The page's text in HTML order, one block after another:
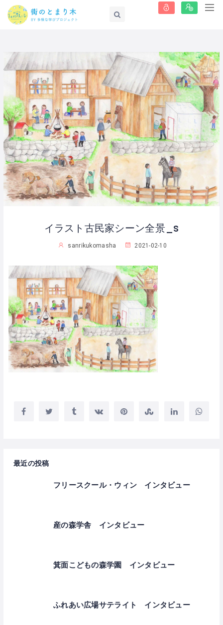
イラスト古民家シーン全景_s
sanrikukomasha 2021-02-10
最近の投稿
フリースクール・ウィン インタビュー
産の森学舎 インタビュー
箕面こどもの森学園 インタビュー
ふれあい広場サテライト インタビュー